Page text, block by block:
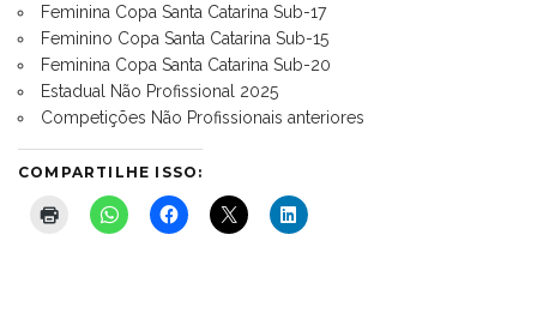
Feminina Copa Santa Catarina Sub-17
Feminino Copa Santa Catarina Sub-15
Feminina Copa Santa Catarina Sub-20
Estadual Não Profissional 2025
Competições Não Profissionais anteriores
COMPARTILHE ISSO: